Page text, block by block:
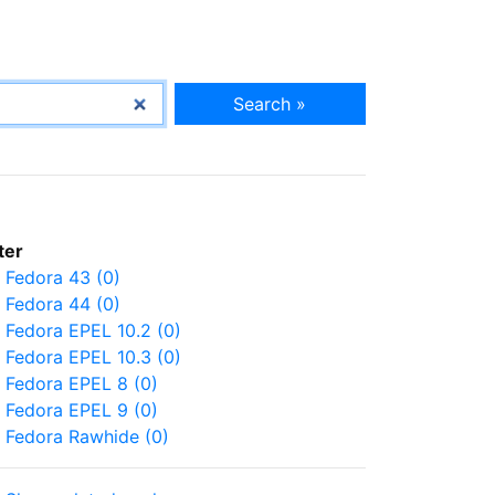
Search »
Fedora 43 (0)
Fedora 44 (0)
Fedora EPEL 10.2 (0)
Fedora EPEL 10.3 (0)
Fedora EPEL 8 (0)
Fedora EPEL 9 (0)
Fedora Rawhide (0)